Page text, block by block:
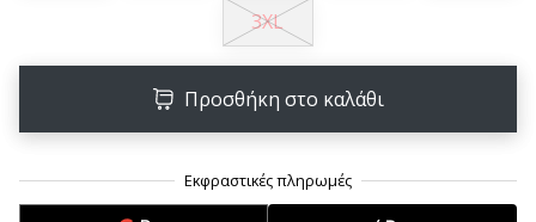
σας
ιστολόγιο,
σελίδα
3XL
Προσθήκη στο καλάθι